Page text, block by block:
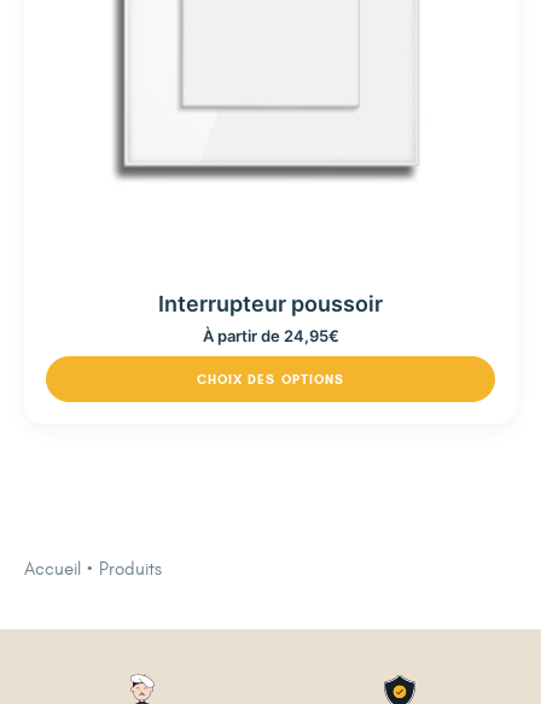
Interrupteur poussoir
À partir de 24,95€
CHOIX DES OPTIONS
Accueil Produits